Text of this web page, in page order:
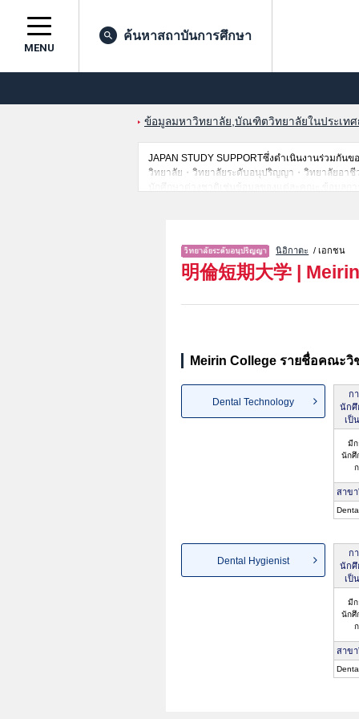
MENU
ค้นหาสถาบันการศึกษา
ข้อมูลมหาวิทยาลัย,บัณฑิตวิทยาลัยในประเท
JAPAN STUDY SUPPORTซึ่งดำเนินงานร่วมกั
วิทยาลัย・วิทยาลัยระดับอนุปริญญา・วิทยาลัยอาชี
นักศึกษาต่างชาติเช่นข้อมูลของแต่ละคณะ,ข้อมูลก
นิอิกาตะ / เอกชน
明倫短期大学 |
Meirin College รายชื่อคณะวิ
Dental Technology
ก
นักศึ
เป็
มีก
นักศึ
สาข
Dental Hygienist
ก
นักศึ
เป็
มีก
นักศึ
สาข